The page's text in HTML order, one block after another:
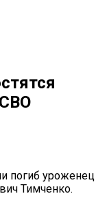
погиб уроженец
Тимченко.